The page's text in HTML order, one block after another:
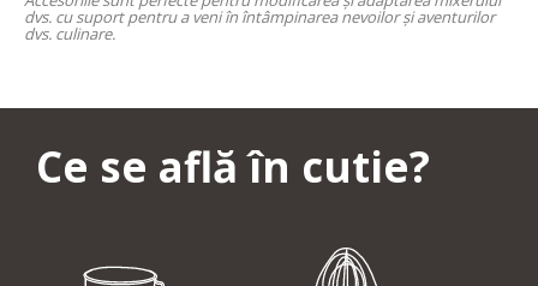
dvs. cu suport pentru a veni în întâmpinarea nevoilor și aventurilor
dvs. culinare.
Ce se află în cutie?